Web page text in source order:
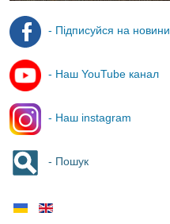
- Підписуйся на новини
- Наш YouTube канал
- Наш instagram
- Пошук